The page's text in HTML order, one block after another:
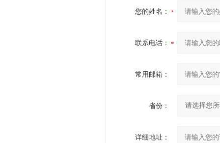
您的姓名：
联系电话：
常用邮箱：
省份：
详细地址：